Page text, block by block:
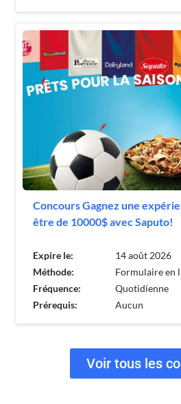
Concours Gagnez une
être de 10000$ avec Saputo!
Expire le:
14 août 2026
Méthode:
Formulaire en
Fréquence:
Quotidienne
Prérequis:
Aucun
Voir tous les